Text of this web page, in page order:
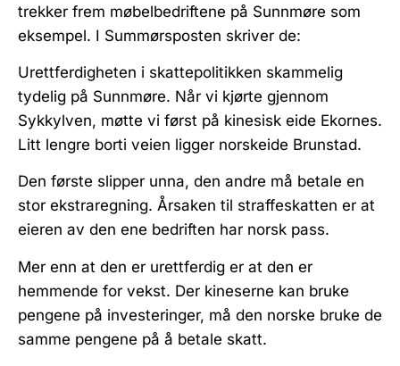
trekker frem møbelbedriftene på Sunnmøre som
eksempel. I Summørsposten skriver de:
Urettferdigheten i skattepolitikken skammelig
tydelig på Sunnmøre. Når vi kjørte gjennom
Sykkylven, møtte vi først på kinesisk eide Ekornes.
Litt lengre borti veien ligger norskeide Brunstad.
Den første slipper unna, den andre må betale en
stor ekstraregning. Årsaken til straffeskatten er at
eieren av den ene bedriften har norsk pass.
Mer enn at den er urettferdig er at den er
hemmende for vekst. Der kineserne kan bruke
pengene på investeringer, må den norske bruke de
samme pengene på å betale skatt.